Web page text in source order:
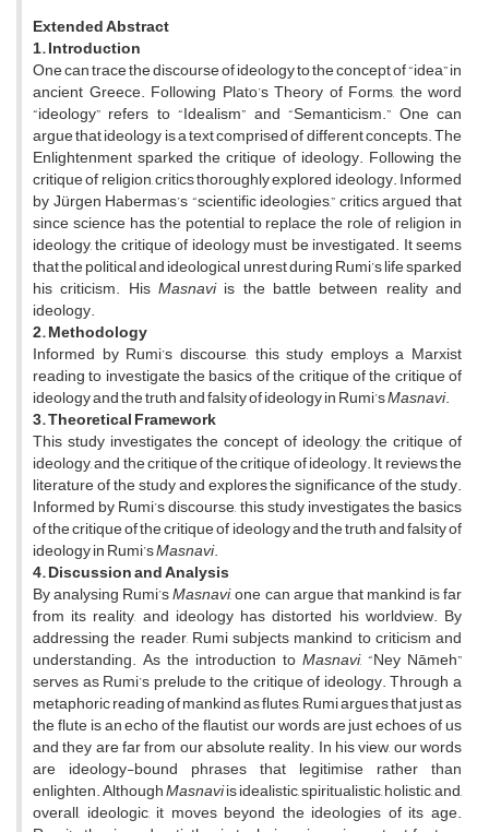
Extended Abstract
1. Introduction
One can trace the discourse of ideology to the concept of “idea” in
ancient Greece. Following Plato’s Theory of Forms, the word
“ideology” refers to “Idealism” and “Semanticism.” One can
argue that ideology is a text comprised of different concepts. The
Enlightenment sparked the critique of ideology. Following the
critique of religion, critics thoroughly explored ideology. Informed
by Jürgen Habermas’s “scientific ideologies,” critics argued that
since science has the potential to replace the role of religion in
ideology, the critique of ideology must be investigated. It seems
that the political and ideological unrest during Rumi’s life sparked
his criticism. His Masnaviis the battle between reality and
ideology.
2. Methodology
Informed by Rumi’s discourse, this study employs a Marxist
reading to investigate the basics of the critique of the critique of
ideology and the truth and falsity of ideology in Rumi’sMasnavi.
3. Theoretical Framework
This study investigates the concept of ideology, the critique of
ideology, and the critique of the critique of ideology. It reviews the
literature of the study and explores the significance of the study.
Informed by Rumi’s discourse, this study investigates the basics
of the critique of the critique of ideology and the truth and falsity of
ideology in Rumi’sMasnavi.
4. Discussion and Analysis
By analysing Rumi’sMasnavi, one can argue that mankind is far
from its reality, and ideology has distorted his worldview. By
addressing the reader, Rumi subjects mankind to criticism and
understanding. As the introduction to Masnavi, “Ney Nāmeh”
serves as Rumi’s prelude to the critique of ideology. Through a
metaphoric reading of mankind as flutes, Rumi argues that just as
the flute is an echo of the flautist, our words are just echoes of us
and they are far from our absolute reality. In his view, our words
are ideology-bound phrases that legitimise rather than
enlighten. AlthoughMasnaviis idealistic, spiritualistic, holistic, and,
overall, ideologic, it moves beyond the ideologies of its age.